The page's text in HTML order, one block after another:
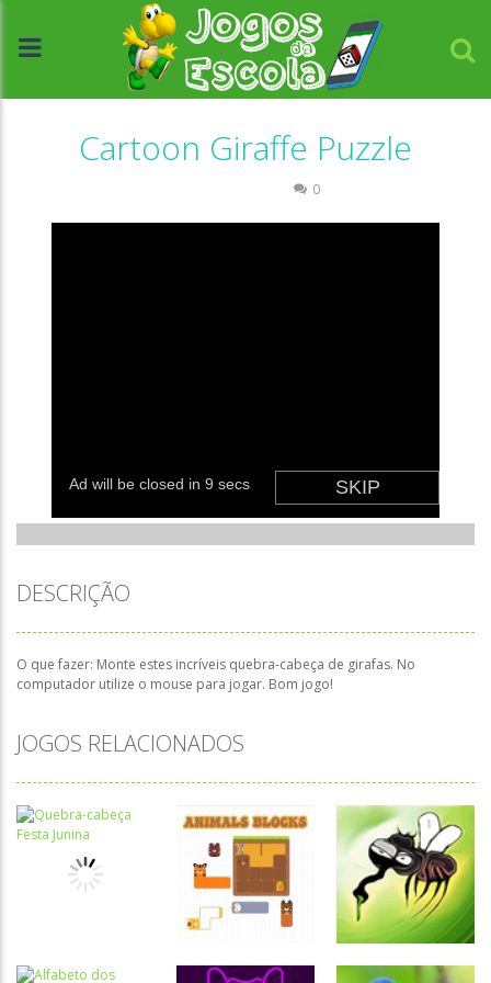
Cartoon Giraffe Puzzle
0
DESCRIÇÃO
O que fazer: Monte estes incríveis quebra-cabeça de girafas. No
computador utilize o mouse para jogar. Bom jogo!
JOGOS RELACIONADOS